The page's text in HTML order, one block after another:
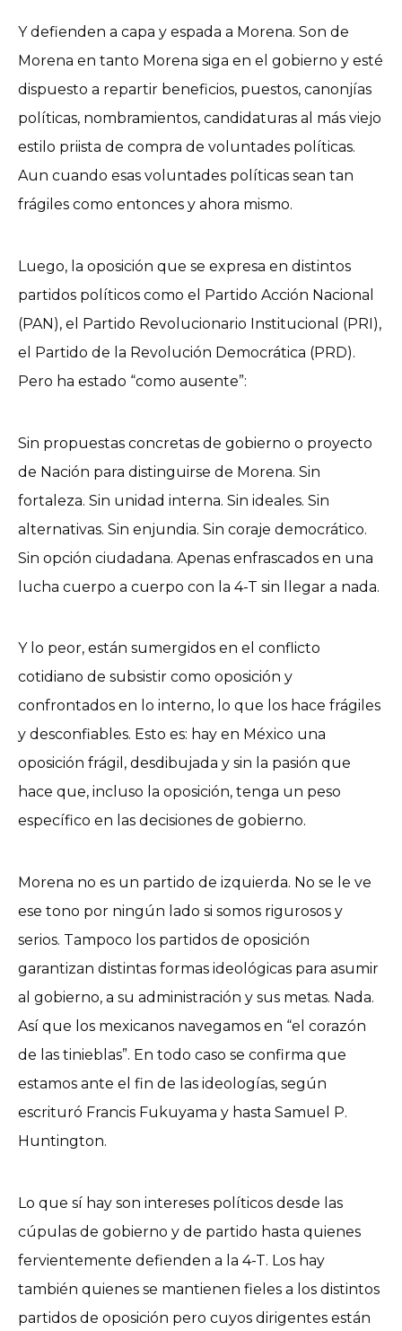
Y defienden a capa y espada a Morena. Son de
Morena en tanto Morena siga en el gobierno y esté
dispuesto a repartir beneficios, puestos, canonjías
políticas, nombramientos, candidaturas al más viejo
estilo priista de compra de voluntades políticas.
Aun cuando esas voluntades políticas sean tan
frágiles como entonces y ahora mismo.
Luego, la oposición que se expresa en distintos
partidos políticos como el Partido Acción Nacional
(PAN), el Partido Revolucionario Institucional (PRI),
el Partido de la Revolución Democrática (PRD).
Pero ha estado “como ausente”:
Sin propuestas concretas de gobierno o proyecto
de Nación para distinguirse de Morena. Sin
fortaleza. Sin unidad interna. Sin ideales. Sin
alternativas. Sin enjundia. Sin coraje democrático.
Sin opción ciudadana. Apenas enfrascados en una
lucha cuerpo a cuerpo con la 4-T sin llegar a nada.
Y lo peor, están sumergidos en el conflicto
cotidiano de subsistir como oposición y
confrontados en lo interno, lo que los hace frágiles
y desconfiables. Esto es: hay en México una
oposición frágil, desdibujada y sin la pasión que
hace que, incluso la oposición, tenga un peso
específico en las decisiones de gobierno.
Morena no es un partido de izquierda. No se le ve
ese tono por ningún lado si somos rigurosos y
serios. Tampoco los partidos de oposición
garantizan distintas formas ideológicas para asumir
al gobierno, a su administración y sus metas. Nada.
Así que los mexicanos navegamos en “el corazón
de las tinieblas”. En todo caso se confirma que
estamos ante el fin de las ideologías, según
escrituró Francis Fukuyama y hasta Samuel P.
Huntington.
Lo que sí hay son intereses políticos desde las
cúpulas de gobierno y de partido hasta quienes
fervientemente defienden a la 4-T. Los hay
también quienes se mantienen fieles a los distintos
partidos de oposición pero cuyos dirigentes están